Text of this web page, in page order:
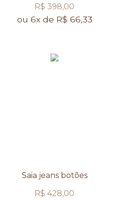
R$ 398,00
ou 6x de R$ 66,33
Saia jeans botões
R$ 428,00